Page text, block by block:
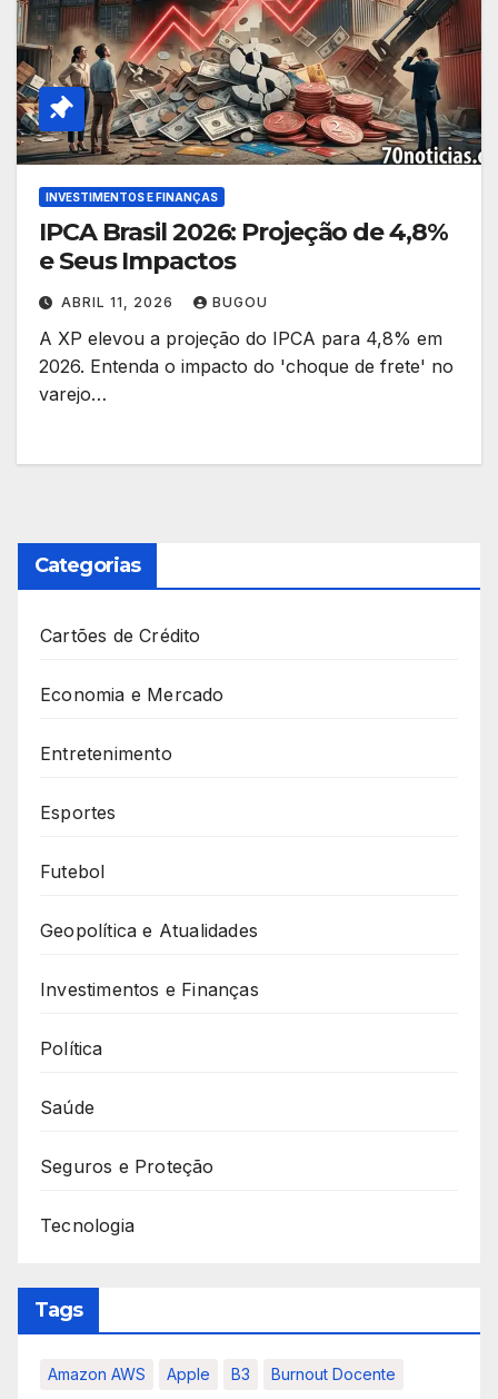
INVESTIMENTOS E FINANÇAS
IPCA Brasil 2026: Projeção de 4,8%
e Seus Impactos
ABRIL 11, 2026 BUGOU
A XP elevou a projeção do IPCA para 4,8% em
2026. Entenda o impacto do 'choque de frete' no
varejo…
Categorias
Cartões de Crédito
Economia e Mercado
Entretenimento
Esportes
Futebol
Geopolítica e Atualidades
Investimentos e Finanças
Política
Saúde
Seguros e Proteção
Tecnologia
Tags
Amazon AWS Apple B3 Burnout Docente